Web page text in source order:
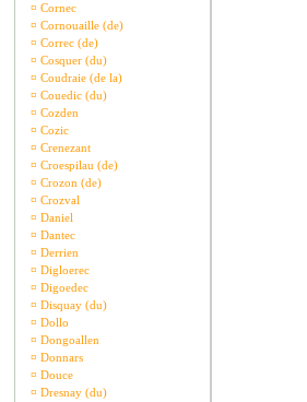
¤ Cornec
¤ Cornouaille (de)
¤ Correc (de)
¤ Cosquer (du)
¤ Coudraie (de la)
¤ Couedic (du)
¤ Cozden
¤ Cozic
¤ Crenezant
¤ Croespilau (de)
¤ Crozon (de)
¤ Crozval
¤ Daniel
¤ Dantec
¤ Derrien
¤ Digloerec
¤ Digoedec
¤ Disquay (du)
¤ Dollo
¤ Dongoallen
¤ Donnars
¤ Douce
¤ Dresnay (du)